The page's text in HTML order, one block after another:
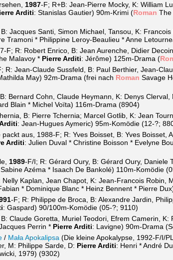
1987-F; R+B: Jean-Pierre Mocky, K: William
Arditi: Stanislas Gautier) 90m-Krimi (Roman The
Jacques Santi, Simon Michael, Tansou, K:
Tramoni * Philippine Leroy-Beaulieu * Anne
F; R: Robert Enrico, B: Jean Aurenche, Didier
Malavoy * Pierre Arditi: Jérôme) 125m-Drama (
R: Jean-Claude Sussfeld, B: Paul Berthier, Jean-
May) 92m-Drama (frei nach Roman Savage
Bernard Cohn, Claude Heymann, K: Denys Clerval,
Blain * Michel Voïta) 116m-Drama (8904)
B: Pierre Tchernia; Marcel Gotlib, K: Jean
: Jean-Hugues Aymeric) 95m-Komödie (12-?;
aus, 1988-F; R: Yves Boisset, B: Yves Boisset,
Arditi: Julien Duval * Christine Boisson * Evelyne
1989-F/I; R: Gérard Oury, B: Gérard Oury, Daniele
Azéma * Isaach De Bankolé) 110m-Komödie
Kaplan, Jean Chapot, K: Jean-Francois Robin,
* Dominique Blanc * Heinz Bennent * Pierre
-F; R: Philippe de Broca, B: Alexandre Jardin,
: Gaspard) 90/100m-Komödie (05-?; 9110)
Claude Goretta, Muriel Teodori, Efrem Camerin, K:
Perrin * Pierre Arditi: Lavigne) 90m-Drama
/ Mała Apokalipsa (Die kleine Apokalypse, 1992-F/I/
M: Philippe Sarde, D: Pierre Arditi: Henri * André
1979) (9302)